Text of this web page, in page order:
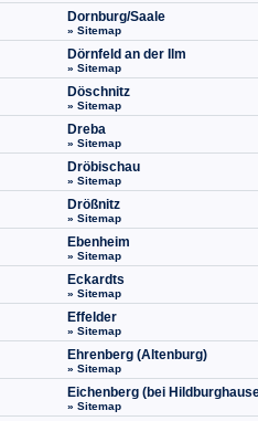
Dornburg/Saale
» Sitemap
Dörnfeld an der Ilm
» Sitemap
Döschnitz
» Sitemap
Dreba
» Sitemap
Dröbischau
» Sitemap
Drößnitz
» Sitemap
Ebenheim
» Sitemap
Eckardts
» Sitemap
Effelder
» Sitemap
Ehrenberg (Altenburg)
» Sitemap
Eichenberg (bei
» Sitemap